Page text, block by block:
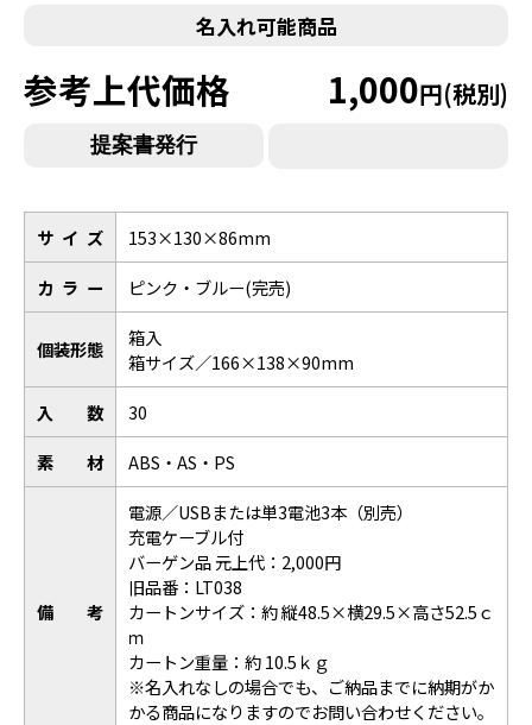
名入れ可能商品
参考上代価格 1,000円(税別)
サイズ
153×130×86mm
カラー
ピンク・ブルー(完売)
個装形態
箱入
箱サイズ／166×138×90mm
入数
30
素材
ABS・AS・PS
備考
電源／USBまたは単3電池3本（別売）
充電ケーブル付
バーゲン品 元上代：2,000円
旧品番：LT038
カートンサイズ：約 縦48.5×横29.5×高さ52.5ｃ
ｍ
カートン重量：約 10.5ｋｇ
※名入れなしの場合でも、ご納品までに納期がか
かる商品になりますのでお問い合わせください。